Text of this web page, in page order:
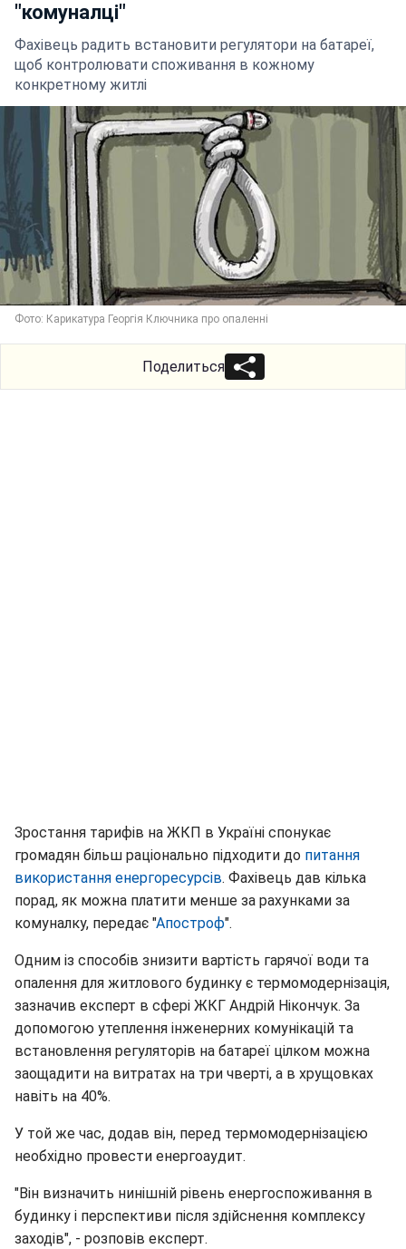
"комуналці"
Фахівець радить встановити регулятори на батареї,
щоб контролювати споживання в кожному
конкретному житлі
Фото: Карикатура Георгія Ключника про опаленні
Поделиться
Зростання тарифів на ЖКП в Україні спонукає
громадян більш раціонально підходити до питання
використання енергоресурсів. Фахівець дав кілька
порад, як можна платити менше за рахунками за
комуналку, передає "Апостроф".
Одним із способів знизити вартість гарячої води та
опалення для житлового будинку є термомодернізація,
зазначив експерт в сфері ЖКГ Андрій Нікончук. За
допомогою утеплення інженерних комунікацій та
встановлення регуляторів на батареї цілком можна
заощадити на витратах на три чверті, а в хрущовках
навіть на 40%.
У той же час, додав він, перед термомодернізацією
необхідно провести енергоаудит.
"Він визначить нинішній рівень енергоспоживання в
будинку і перспективи після здійснення комплексу
заходів", - розповів експерт.